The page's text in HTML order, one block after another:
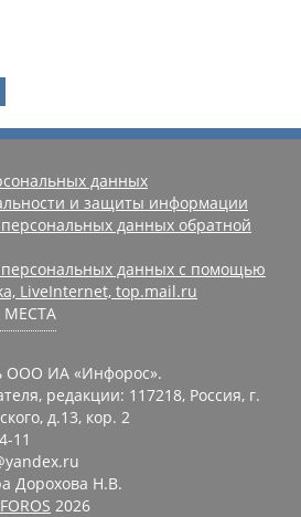
данных
и защиты информации
персональных данных обратной
персональных данных с помощью
LiveInternet, top.mail.ru
МЕСТА
ООО ИА «Инфорос».
редакции: 117218, Россия, г.
д.13, кор. 2
11
Дорохова Н.В.
2026